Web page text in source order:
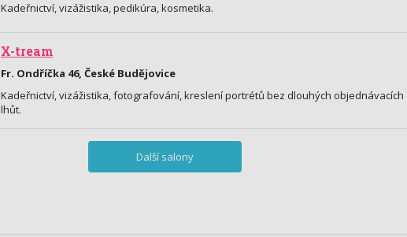
Kadeřnictví, vizážistika, pedikúra, kosmetika.
X-tream
Fr. Ondříčka 46, České Budějovice
Kadeřnictví, vizážistika, fotografování, kreslení portrétů bez dlouhých objednávacích
lhůt.
Další salony